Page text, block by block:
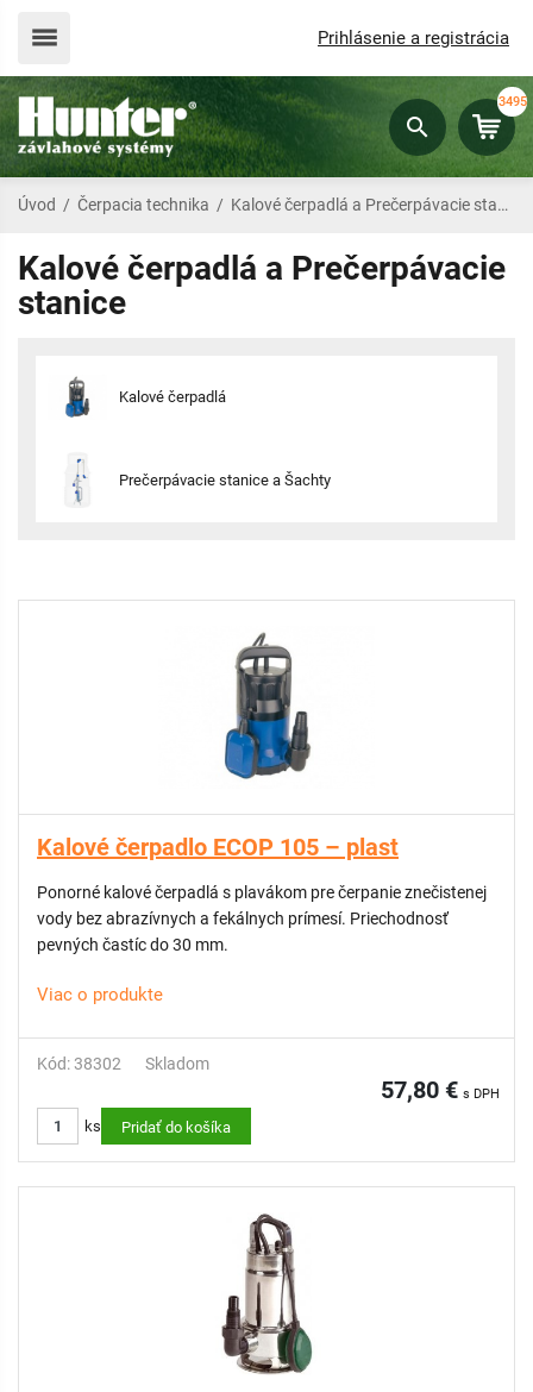
Prihlásenie a registrácia
3495
Úvod / Čerpacia technika / Kalové čerpadlá a Prečerpávacie stanice
Kalové čerpadlá a Prečerpávacie
stanice
Kalové čerpadlá
Prečerpávacie stanice a Šachty
Kalové čerpadlo ECOP 105 – plast
Ponorné kalové čerpadlá s plavákom pre čerpanie znečistenej
vody bez abrazívnych a fekálnych prímesí. Priechodnosť
pevných častíc do 30 mm.
Viac o produkte
Kód: 38302 Skladom
57,80 € s DPH
ks Pridať do košíka